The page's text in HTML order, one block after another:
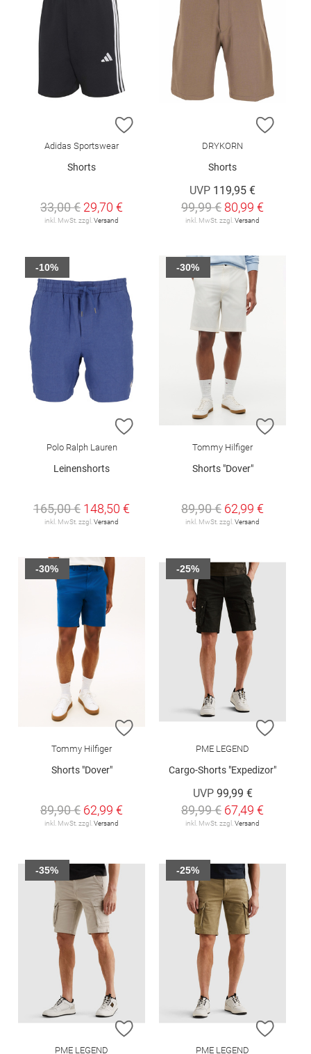
ZUR WUNSCHLISTE HINZUFÜGEN
Adidas Sportswear
Shorts
33,00 € 29,70 €
inkl. MwSt. zzgl. Versand
ZUR
DRYKORN
Shorts
UVP 119,95 €
99,99 € 80,99 €
inkl. MwSt. zzgl. Versand
ZUR WUNSCHLISTE HINZUFÜGEN
Polo Ralph Lauren
Leinenshorts
165,00 € 148,50 €
inkl. MwSt. zzgl. Versand
-10%
ZUR
Tommy Hilfiger
Shorts "Dover"
89,90 € 62,99 €
inkl. MwSt. zzgl. Versand
-30%
ZUR WUNSCHLISTE HINZUFÜGEN
Tommy Hilfiger
Shorts "Dover"
89,90 € 62,99 €
inkl. MwSt. zzgl. Versand
-30%
ZUR
PME LEGEND
Cargo-Shorts "Expedizor"
UVP 99,99 €
89,99 € 67,49 €
inkl. MwSt. zzgl. Versand
-25%
ZUR WUNSCHLISTE HINZUFÜGEN
PME LEGEND
-35%
ZUR
PME LEGEND
-25%